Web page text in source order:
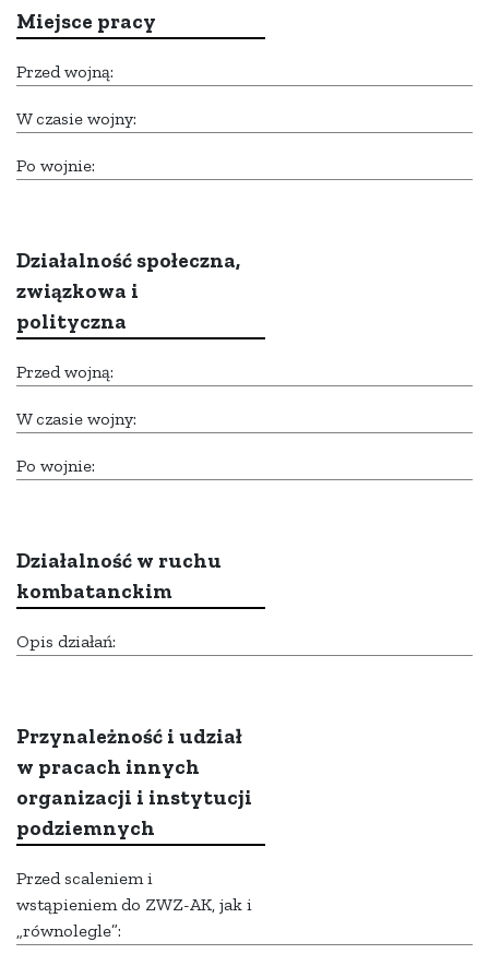
Miejsce pracy
Przed wojną:
W czasie wojny:
Po wojnie:
Działalność społeczna,
związkowa i
polityczna
Przed wojną:
W czasie wojny:
Po wojnie:
Działalność w ruchu
kombatanckim
Opis działań:
Przynależność i udział
w pracach innych
organizacji i instytucji
podziemnych
Przed scaleniem i
wstąpieniem do ZWZ-AK, jak i
„równolegle”: